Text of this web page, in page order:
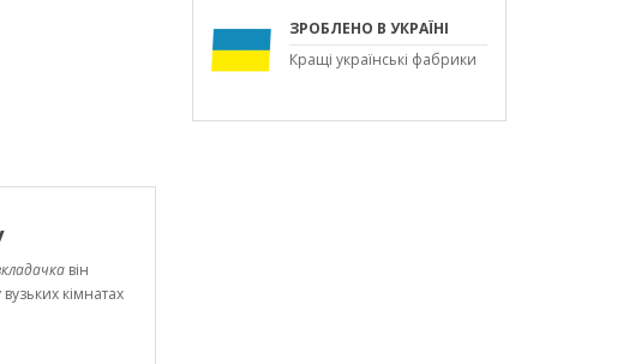
він
кімнатах
ЗРОБЛЕНО В УКРАЇНІ
Кращі українські фабрики